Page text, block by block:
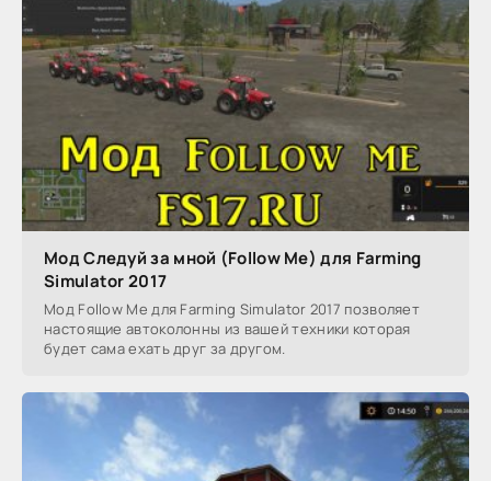
Мод Следуй за мной (Follow Me) для Farming
Simulator 2017
Мод Follow Me для Farming Simulator 2017 позволяет
настоящие автоколонны из вашей техники которая
будет сама ехать друг за другом.